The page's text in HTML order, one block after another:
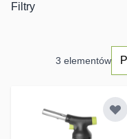
Filtry
3 elementów